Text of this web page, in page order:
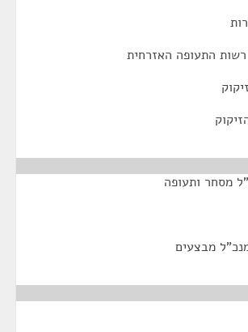
התעופה האזרחית
מסחר ותעופה
מבצעים